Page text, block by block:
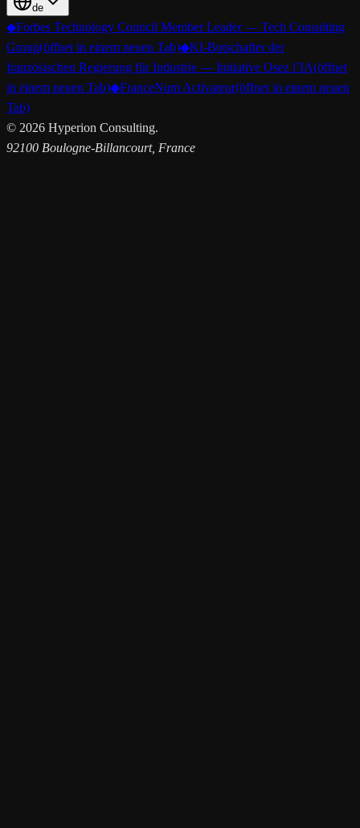
de
◆Forbes Technology Council Member Leader — Tech Consulting
Group(öffnet in einem neuen Tab)◆KI-Botschafter der
französischen Regierung für Industrie — Initiative Osez l’IA(öffnet
in einem neuen Tab)◆FranceNum Activateur(öffnet in einem neuen
Tab)
© 2026 Hyperion Consulting.
92100 Boulogne-Billancourt, France